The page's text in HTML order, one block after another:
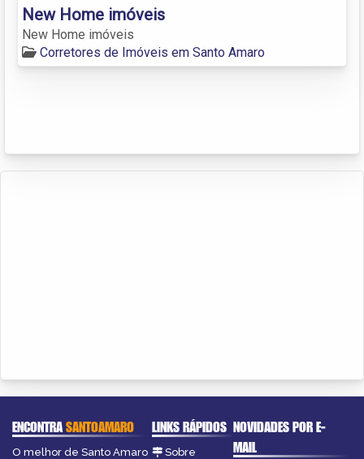
New Home imóveis
New Home imóveis
Corretores de Imóveis em Santo Amaro
ENCONTRASANTOAMARO
O melhor de Santo Amaro
LINKS RÁPIDOS
Sobre
NOVIDADES POR E-
MAIL